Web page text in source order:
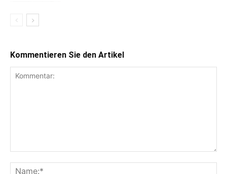
Kommentieren Sie den Artikel